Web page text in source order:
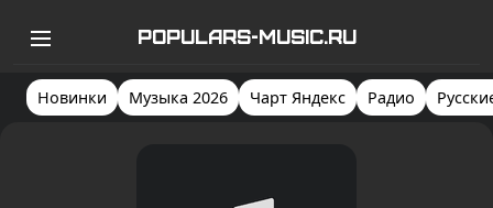
POPULARS-MUSIC.RU
Новинки Музыка 2026 Чарт Яндекс Радио